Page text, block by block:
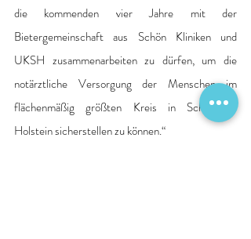
die kommenden vier Jahre mit der
Bietergemeinschaft aus Schön Kliniken und
UKSH zusammenarbeiten zu dürfen, um die
notärztliche Versorgung der Menschen im
flächenmäßig größten Kreis in Schleswig-
Holstein sicherstellen zu können.“